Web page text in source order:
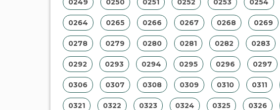
0249 0250 0251 0252 0253 0254
0264 0265 0266 0267 0268 0269
0278 0279 0280 0281 0282 0283
0292 0293 0294 0295 0296 0297
0306 0307 0308 0309 0310 0311
0321 0322 0323 0324 0325 0326